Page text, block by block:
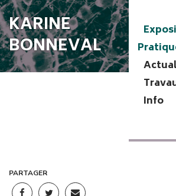
KARINE
BONNEVAL
Info
PARTAGER